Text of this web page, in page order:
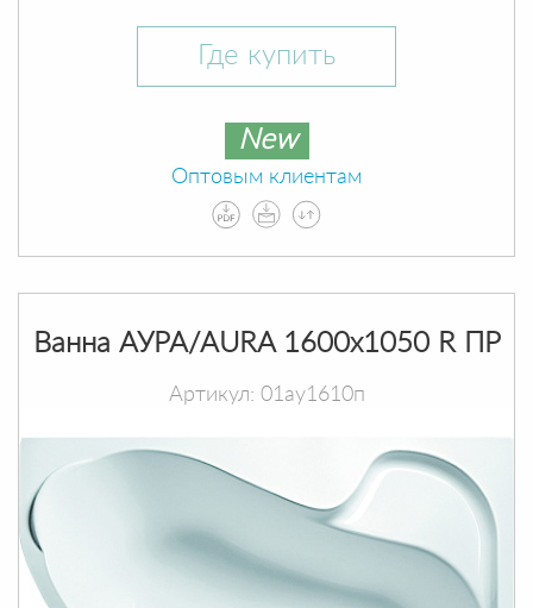
Где купить
New
Оптовым клиентам
Ванна АУРА/AURA 1600х1050 R ПР
Артикул: 01ау1610п